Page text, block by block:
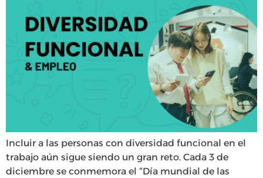
Incluir a las personas con diversidad funcional en el
trabajo aún sigue siendo un gran reto. Cada 3 de
diciembre se conmemora el “Día mundial de las